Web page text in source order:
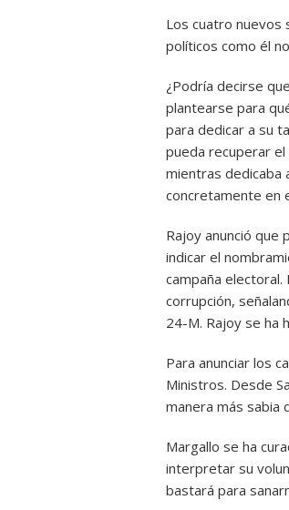
Los cuatro nuevos
políticos como él
¿Podría decirse
plantearse para
para dedicar a su
pueda recuperar
mientras dedicaba
concretamente en
Rajoy anunció que
indicar el
campaña
corrupción,
24-M. Rajoy se ha
Para anunciar los
Ministros. Desde
manera más sabia
Margallo se ha
interpretar su
bastará para